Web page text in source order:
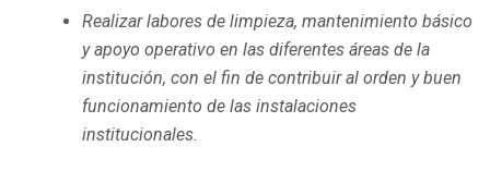
Realizar labores de limpieza, mantenimiento básico
y apoyo operativo en las diferentes áreas de la
institución, con el fin de contribuir al orden y buen
funcionamiento de las instalaciones
institucionales.